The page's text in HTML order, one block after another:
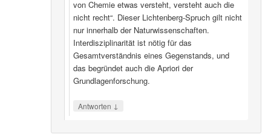
von Chemie etwas versteht, versteht auch die
nicht recht“. Dieser Lichtenberg-Spruch gilt nicht
nur innerhalb der Naturwissenschaften.
Interdisziplinarität ist nötig für das
Gesamtverständnis eines Gegenstands, und
das begründet auch die Apriori der
Grundlagenforschung.
Antworten ↓